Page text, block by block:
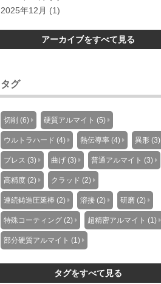
2025年12月 (1)
アーカイブをすべて見る
タグ
切削 (6) 硬質アルマイト (5)
ウルトラハード (4) 熱伝導率 (4) 異形 (3)
プレス (3) 曲げ (3) 普通アルマイト (3)
高精度 (2) クラッド (2)
連続鋳造圧延棒 (2) 溶接 (2) 研磨 (2)
特殊コーティング (2) 超精密アルマイト (1)
部分硬質アルマイト (1)
タグをすべて見る